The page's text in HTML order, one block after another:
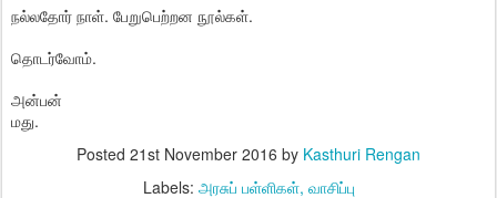
நல்லதோர் நாள். பேறுபெற்றன நூல்கள்.
தொடர்வோம்.
அன்பன்
மது.
Posted 21st November 2016 by Kasthuri Rengan
Labels: அரசுப் பள்ளிகள் வாசிப்பு